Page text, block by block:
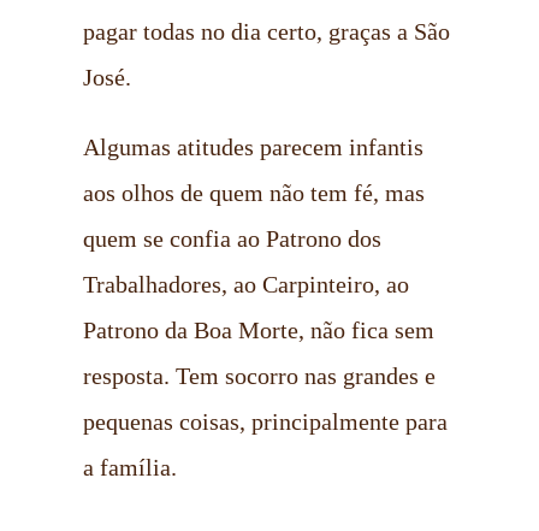
pagar todas no dia certo, graças a São
José.
Algumas atitudes parecem infantis
aos olhos de quem não tem fé, mas
quem se confia ao Patrono dos
Trabalhadores, ao Carpinteiro, ao
Patrono da Boa Morte, não fica sem
resposta. Tem socorro nas grandes e
pequenas coisas, principalmente para
a família.